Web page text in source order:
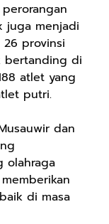
juga menjadi
provinsi
bertanding di
atlet yang
putri.
dan
olahraga
di masa